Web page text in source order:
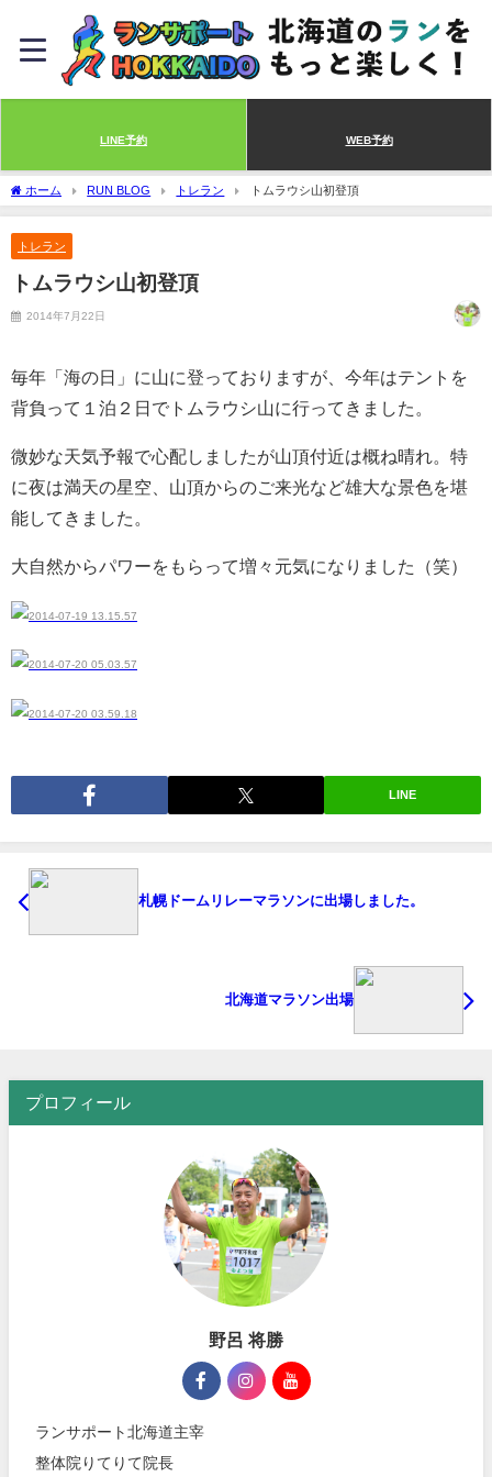
LINE予約 WEB予約
ホーム RUN BLOG トレラン トムラウシ山初登頂
トレラン
トムラウシ山初登頂
2014年7月22日
毎年「海の日」に山に登っておりますが、今年はテントを
背負って１泊２日でトムラウシ山に行ってきました。
微妙な天気予報で心配しましたが山頂付近は概ね晴れ。特
に夜は満天の星空、山頂からのご来光など雄大な景色を堪
能してきました。
大自然からパワーをもらって増々元気になりました（笑）
LINE
札幌ドームリレーマラソンに出場しました。
北海道マラソン出場
プロフィール
野呂 将勝
ランサポート北海道主宰
整体院りてりて院長